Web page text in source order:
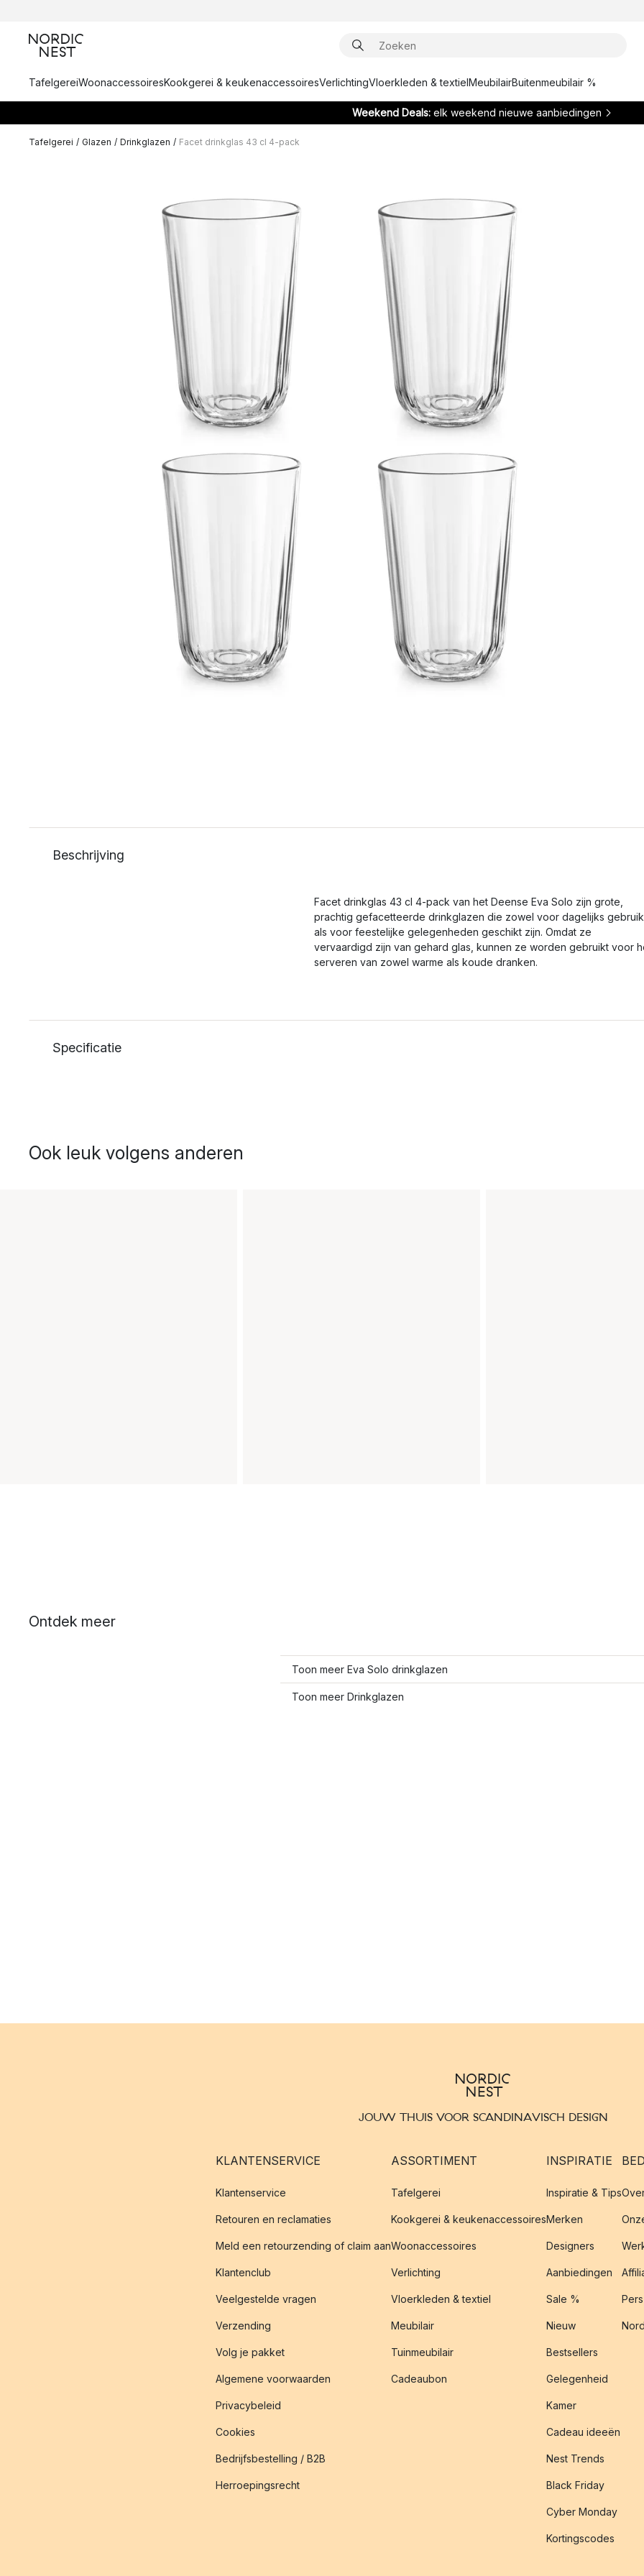
TafelgereiWoonaccessoiresKookgerei & keukenaccessoiresVerlichtingVloerkleden & textielMeubilairBuitenmeubilair %
Weekend Deals: elk weekend nieuwe aanbiedingen
Tafelgerei / Glazen / Drinkglazen / Facet drinkglas 43 cl 4-pack
Beschrijving
Facet drinkglas 43 cl 4-pack van het Deense Eva Solo zijn grote,
prachtig gefacetteerde drinkglazen die zowel voor dagelijks gebruik
als voor feestelijke gelegenheden geschikt zijn. Omdat ze
vervaardigd zijn van gehard glas, kunnen ze worden gebruikt voor
serveren van zowel warme als koude dranken.
Specificatie
Ook leuk volgens anderen
Ontdek meer
Toon meer Eva Solo drinkglazen
Toon meer Drinkglazen
JOUW THUIS VOOR SCANDINAVISCH DESIGN
KLANTENSERVICE
Klantenservice
Retouren en reclamaties
Meld een retourzending of claim aan
Klantenclub
Veelgestelde vragen
Verzending
Volg je pakket
Algemene voorwaarden
Privacybeleid
Cookies
Bedrijfsbestelling / B2B
Herroepingsrecht
ASSORTIMENT
Tafelgerei
Kookgerei & keukenaccessoires
Woonaccessoires
Verlichting
Vloerkleden & textiel
Meubilair
Tuinmeubilair
Cadeaubon
INSPIRATIE
Inspiratie & Tips
Merken
Designers
Aanbiedingen
Sale %
Nieuw
Bestsellers
Gelegenheid
Kamer
Cadeau ideeën
Nest Trends
Black Friday
Cyber Monday
Kortingscodes
Pers